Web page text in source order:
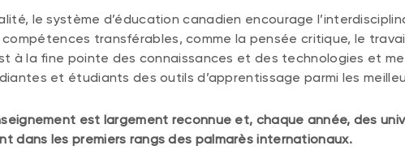
le système d’éducation canadien encourage
transférables, comme la pensée critique, le
à la fine pointe des connaissances et des technologies et
et étudiants des outils d’apprentissage parmi les
est largement reconnue et, chaque année, des
dans les premiers rangs des palmarès internationaux.